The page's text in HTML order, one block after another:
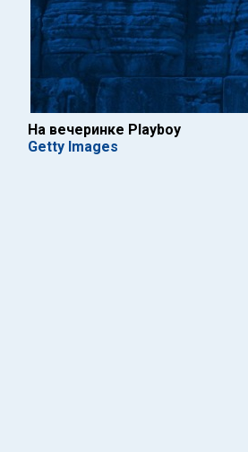
На вечеринке Playboy
Getty Images